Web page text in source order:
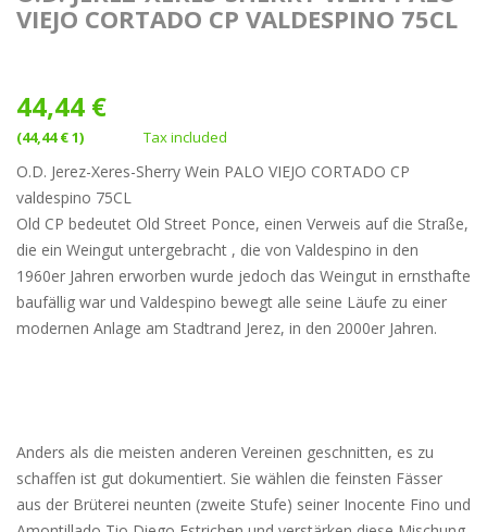
VIEJO CORTADO CP VALDESPINO 75CL
44,44 €
(44,44 € 1) Tax included
O.D. Jerez-Xeres-Sherry Wein PALO VIEJO CORTADO CP
valdespino 75CL
Old CP bedeutet Old Street Ponce, einen Verweis auf die Straße,
die ein Weingut untergebracht , die von Valdespino in den
1960er Jahren erworben wurde jedoch das Weingut in ernsthafte
baufällig war und Valdespino bewegt alle seine Läufe zu einer
modernen Anlage am Stadtrand Jerez, in den 2000er Jahren.
Anders als die meisten anderen Vereinen geschnitten, es zu
schaffen ist gut dokumentiert. Sie wählen die feinsten Fässer
aus der Brüterei neunten (zweite Stufe) seiner Inocente Fino und